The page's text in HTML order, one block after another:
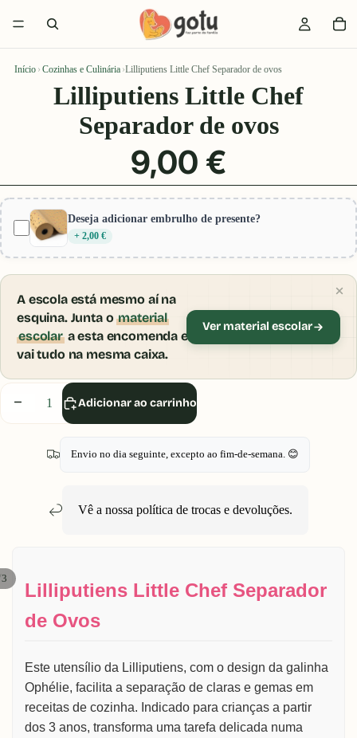
Início › Cozinhas e Culinária ›Lilliputiens Little Chef Separador de ovos
3
Lilliputiens Little Chef
Separador de ovos
9,00 €
Deseja adicionar embrulho de presente?
+ 2,00 €
Diminuir
quantidade
Aumentar
A escola está mesmo aí na
esquina. Junta omaterial
escolara esta encomenda e
vai tudo na mesma caixa.
Ver material escolar
Adicionar ao carrinho
Envio no dia seguinte, excepto ao fim-de-semana. 😊
Vê a nossa política de trocas e devoluções.
Lilliputiens Little Chef Separador
de Ovos
Este utensílio da Lilliputiens, com o design da galinha
Ophélie, facilita a separação de claras e gemas em
receitas de cozinha. Indicado para crianças a partir
dos 3 anos, transforma uma tarefa delicada numa